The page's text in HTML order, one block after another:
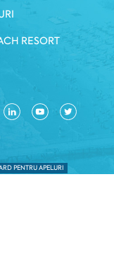
RESORT
PENTRU APELURI